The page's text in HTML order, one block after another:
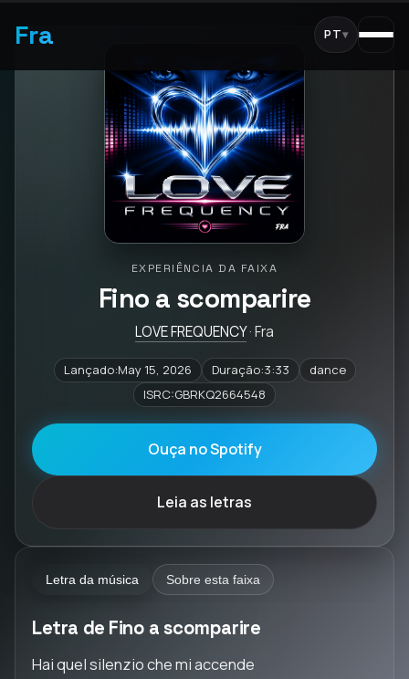
Fra PT▾
EXPERIÊNCIA DA FAIXA
Fino a scomparire
LOVE FREQUENCY· Fra
Lançado:May 15, 2026 Duração:3:33
dance
ISRC:GBRKQ2664548
Ouça no Spotify
Leia as letras
Letra da música Sobre esta faixa
Letra de Fino a scomparire
Hai quel silenzio che mi accende